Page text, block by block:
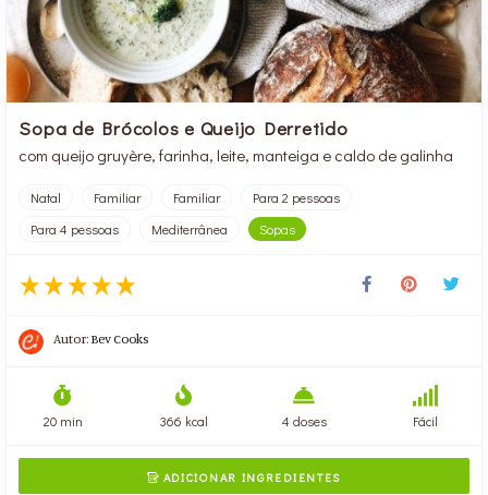
Sopa de Brócolos e Queijo Derretido
com queijo gruyère, farinha, leite, manteiga e caldo de galinha
Natal Familiar Familiar
Para 2 pessoas
Para 4 pessoas
Mediterrânea Sopas
Autor:Bev Cooks
20 min 366 kcal 4 doses Fácil
ADICIONAR INGREDIENTES